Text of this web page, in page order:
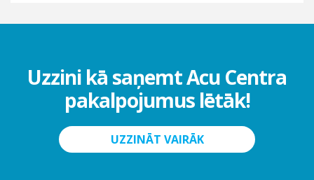
Uzzini kā saņemt Acu Centra
pakalpojumus lētāk!
UZZINĀT VAIRĀK